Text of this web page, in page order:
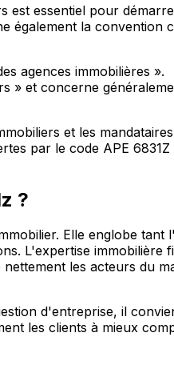
essentiel pour
également la convention
agences immobilières ».
et concerne
et les
par le code APE
?
Elle englobe tant l'
L'expertise immobilière
les acteurs du
d'entreprise, il
les clients à mieux